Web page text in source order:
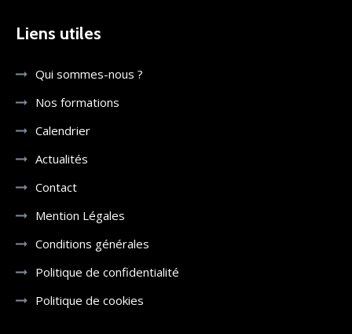
Liens utiles
Qui sommes-nous ?
Nos formations
Calendrier
Actualités
Contact
Mention Légales
Conditions générales
Politique de confidentialité
Politique de cookies